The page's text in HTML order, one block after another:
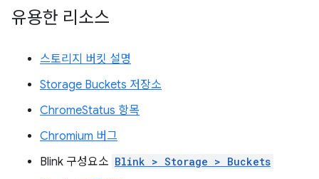
유용한 리소스
스토리지 버킷 설명
Storage Buckets 저장소
ChromeStatus 항목
Chromium 버그
Blink 구성요소 Blink > Storage > Buckets